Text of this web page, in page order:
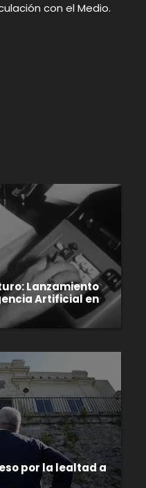
con el Medio.
Lanzamiento
Artificial en
por la lealtad a